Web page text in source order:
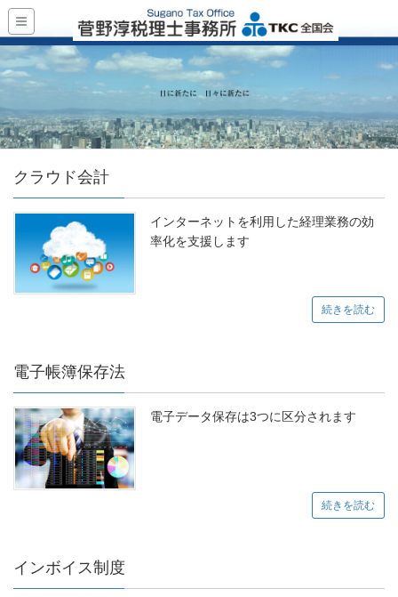
クラウド会計
インターネットを利用した経理業務の効
率化を支援します
続きを読む
電子帳簿保存法
電子データ保存は3つに区分されます
続きを読む
インボイス制度